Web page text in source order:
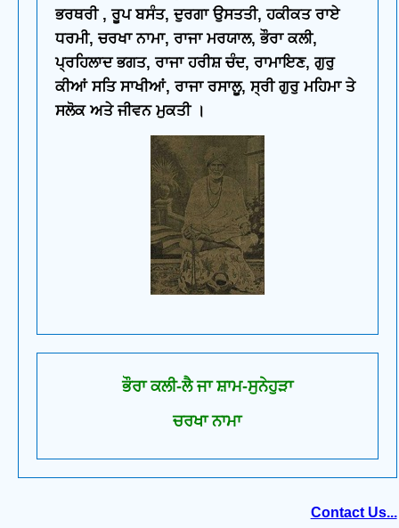
ਭਰਥਰੀ , ਰੂਪ ਬਸੰਤ, ਦੁਰਗਾ ਉਸਤਤੀ, ਹਕੀਕਤ ਰਾਏ
ਧਰਮੀ, ਚਰਖਾ ਨਾਮਾ, ਰਾਜਾ ਮਰਯਾਲ, ਭੌਰਾ ਕਲੀ,
ਪ੍ਰਹਿਲਾਦ ਭਗਤ, ਰਾਜਾ ਹਰੀਸ਼ ਚੰਦ, ਰਾਮਾਇਣ, ਗੁਰੁ
ਕੀਆਂ ਸਤਿ ਸਾਖੀਆਂ, ਰਾਜਾ ਰਸਾਲੂ, ਸ੍ਰੀ ਗੁਰੁ ਮਹਿਮਾ ਤੇ
ਸਲੋਕ ਅਤੇ ਜੀਵਨ ਮੁਕਤੀ ।
ਭੌਰਾ ਕਲੀ-ਲੈ ਜਾ ਸ਼ਾਮ-ਸੁਨੇਹੁੜਾ
ਚਰਖਾ ਨਾਮਾ
Contact Us...